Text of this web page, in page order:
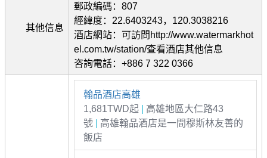
其他信息
郵政編碼：807
經緯度：22.6403243，120.3038216
酒店網站：可訪問http://www.watermarkhot
el.com.tw/station/查看酒店其他信息
咨詢電話：+886 7 322 0366
翰品酒店高雄
1,681TWD起
高雄地區大仁路43
號
高雄翰品酒店是一間穆斯林友善的
飯店